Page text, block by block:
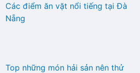
Các điểm ăn vặt nổi tiếng tại Đà
Nẵng
Top những món hải sản nên thử